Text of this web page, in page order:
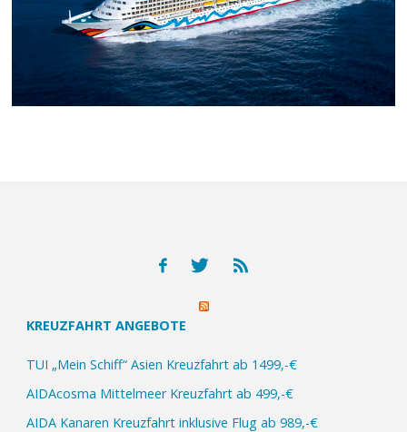
KREUZFAHRT ANGEBOTE
TUI „Mein Schiff“ Asien Kreuzfahrt ab 1499,-€
AIDAcosma Mittelmeer Kreuzfahrt ab 499,-€
AIDA Kanaren Kreuzfahrt inklusive Flug ab 989,-€